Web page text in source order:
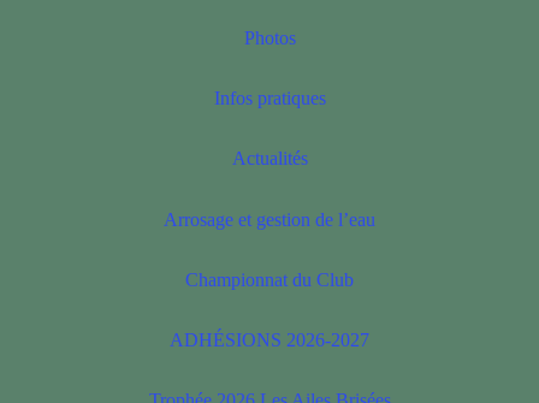
Photos
Infos pratiques
Actualités
Arrosage et gestion de l’eau
Championnat du Club
ADHÉSIONS 2026-2027